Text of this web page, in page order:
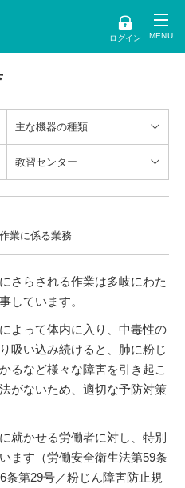
ログイン
主な機器の種類
教習センター
業に係る業務
さらされる作業は多岐にわた
しています。
よって体内に入り、中毒性の
吸い込み続けると、肺に粉じ
るなど様々な障害を引き起こ
がないため、適切な予防対策
就かせる労働者に対し、特別
ます（労働安全衛生法第59条
第29号／粉じん障害防止規